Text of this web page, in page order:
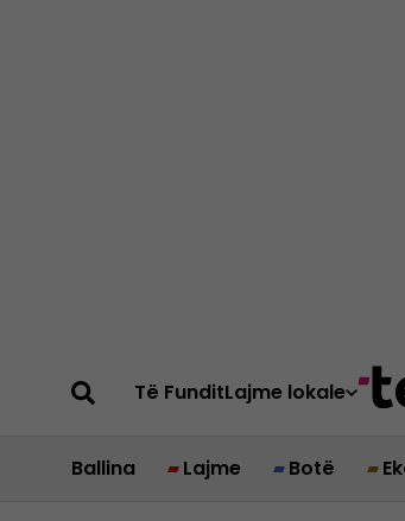
Të FunditLajme lokale
Ballina Lajme Botë